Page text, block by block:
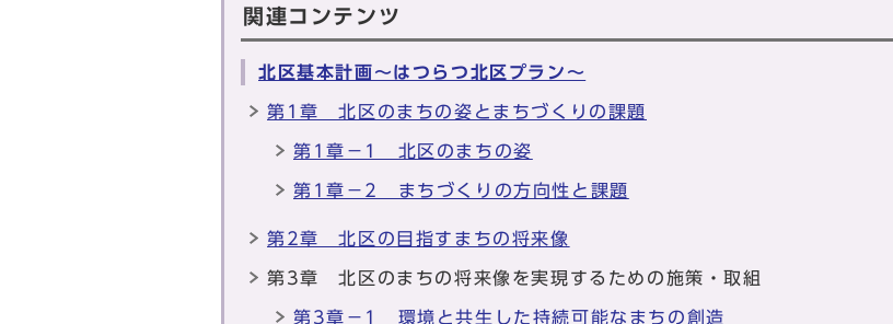
関連コンテンツ
北区基本計画～はつらつ北区プラン～
第1章 北区のまちの姿とまちづくりの課題
第1章－1 北区のまちの姿
第1章－2 まちづくりの方向性と課題
第2章 北区の目指すまちの将来像
第3章 北区のまちの将来像を実現するための施策・取組
第3章－1 環境と共生した持続可能なまちの創造